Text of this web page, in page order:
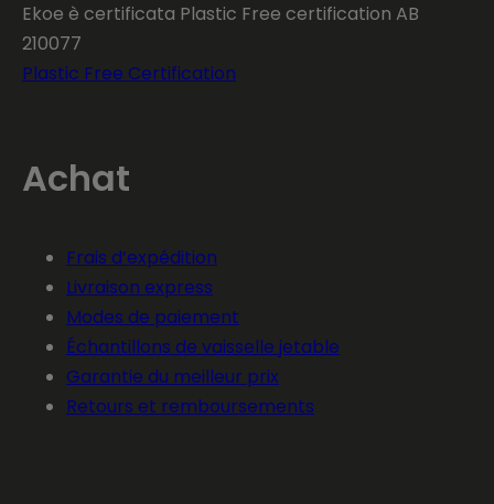
Ekoe è certificata Plastic Free certification AB
210077
Plastic Free Certification
Achat
Frais d’expédition
Livraison express
Modes de paiement
Échantillons de vaisselle jetable
Garantie du meilleur prix
Retours et remboursements